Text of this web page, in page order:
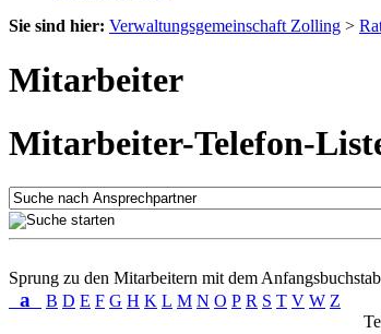
Sie sind hier: Verwaltungsgemeinschaft Zolling >
Mitarbeiter
Mitarbeiter-Telefon-
Sprung zu den Mitarbeitern mit dem
a B D E F G H K L M N O P R S T V W Z